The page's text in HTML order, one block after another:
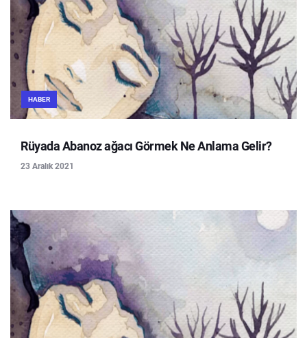
HABER
Rüyada Abanoz ağacı Görmek Ne Anlama Gelir?
23 Aralık 2021